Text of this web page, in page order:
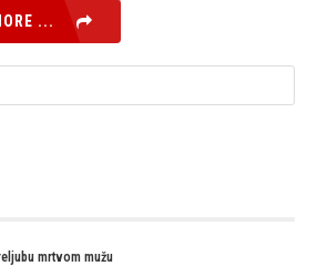
...
mrtvom mužu